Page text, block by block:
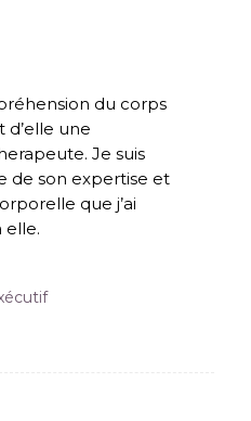
du corps
d’elle une
Je suis
de son expertise et
que j’ai
elle.